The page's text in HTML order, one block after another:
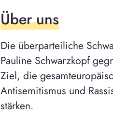
Über uns
Die überparteiliche
Pauline Schwarzkopf
Ziel, die
Antisemitismus und
stärken.